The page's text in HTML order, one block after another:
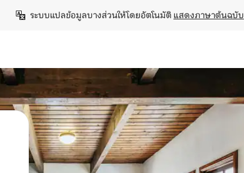
ระบบแปลข้อมูลบางส่วนให้โดยอัตโนมัติ แสดงภาษาต้นฉบับ